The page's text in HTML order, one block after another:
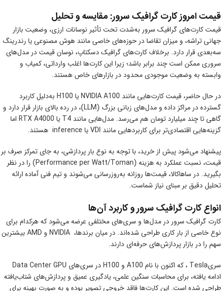
قیمت امروز کارت گرافیک سرور: مقایسه و تحلیل
قیمت کارت‌های گرافیک سرور به‌شدت تحت تأثیر نوسانات ارزی، وضعیت بازار
جهانی تراشه، و میزان تقاضا در حوزه‌های خاصی مانند هوش مصنوعی یا رندرینگ
سه‌بعدی قرار دارد. برخلاف کارت‌های گرافیک دسکتاپ، نوسان قیمت در مدل‌های
سروری ممکن است چند برابر باشد؛ زیرا این کارت‌ها اغلب وارداتی، کمیاب و
وابسته به وضعیت موجودی محدود در بازارهای خاص هستند.
در حال حاضر، قیمت کارت‌هایی مانند NVIDIA A100 یا H100 به‌دلیل کاربرد
گسترده در مراکز داده و مدل‌های زبانی بزرگ (LLM)، در رده بالای بازار قرار دارد و
گاهی تا چند میلیارد تومان هم می‌رسد. مدل‌هایی مانند T4 یا RTX A4000 اما
گزینه‌هایی اقتصادی‌تر برای کاربردهایی مانند VDI یا inference هستند.
پیشنهاد می‌شود پیش از خرید، با توجه به نوع بار پردازشی، به ‌جای تمرکز صرف بر
قیمت، نسبت عملکرد به هزینه (Performance per Watt/Toman) را در نظر
بگیرید. در ساهاکالا، قیمت‌ها روزانه به‌روزرسانی می‌شوند و تیم فنی آماده ارائه
تحلیل دقیق بر مبنای نیاز شماست.
انواع کارت گرافیک سرور و کاربرد آن‌ها
کارت‌ گرافیک سرور در مدل‌ها و سری‌های مختلفی عرضه می‌شود که هرکدام برای
نوع خاصی از بار کاری طراحی شده‌اند. در میان برندها، NVIDIA و AMD بیشترین
سهم را در بازار پردازش‌های حرفه‌ای دارند.
سریTesla ، که اکنون با نام A100 و H100 در سری‌های Data Center GPU
ادامه یافته، برای محاسبات سنگین علمی، یادگیری عمیق و پردازش‌های شتاب‌یافته
طراحی شده است. این کارت‌ها فاقد خروجی تصویر بوده و به‌ صورت بهینه برای